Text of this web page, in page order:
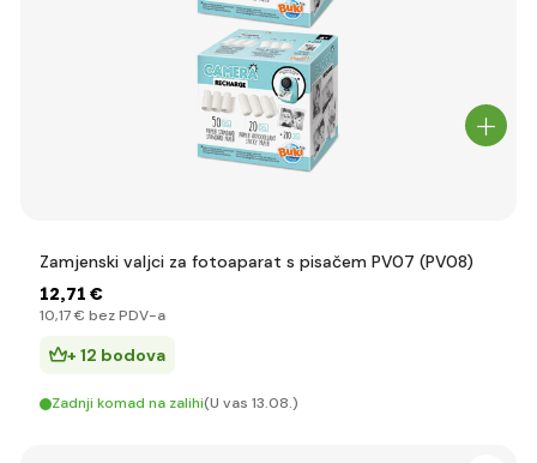
Zamjenski valjci za fotoaparat s pisačem PV07 (PV08)
12,71 €
10,17 € bez PDV-a
+ 12 bodova
Zadnji komad na zalihi(U vas 13.08.)